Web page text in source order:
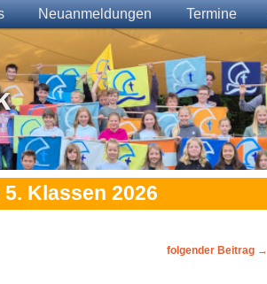
Neuanmeldungen Termine
5. Klassen 2026
folgender Beitrag →